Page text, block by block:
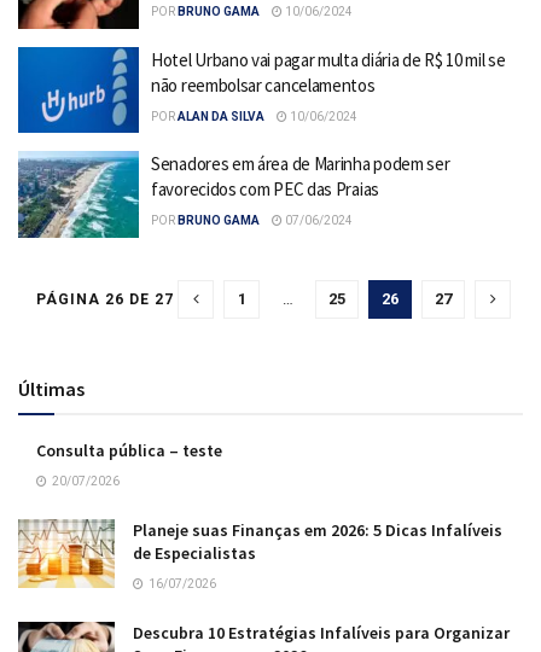
POR BRUNO GAMA 10/06/2024
Hotel Urbano vai pagar multa diária de R$ 10 mil se
não reembolsar cancelamentos
PORALAN DA SILVA 10/06/2024
Senadores em área de Marinha podem ser
favorecidos com PEC das Praias
POR BRUNO GAMA 07/06/2024
PÁGINA 26 DE 27 1 25 26 27
Últimas
Consulta pública – teste
20/07/2026
Planeje suas Finanças em 2026: 5 Dicas Infalíveis
de Especialistas
16/07/2026
Descubra 10 Estratégias Infalíveis para Organizar